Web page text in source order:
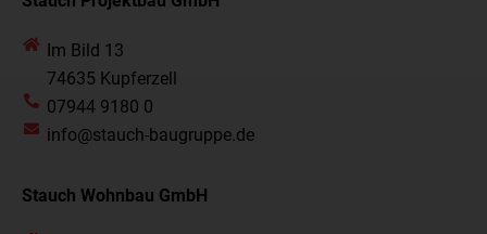
Im Bild 13
74635 Kupferzell
07944 9180 0
info@stauch-baugruppe.de
Stauch Wohnbau GmbH